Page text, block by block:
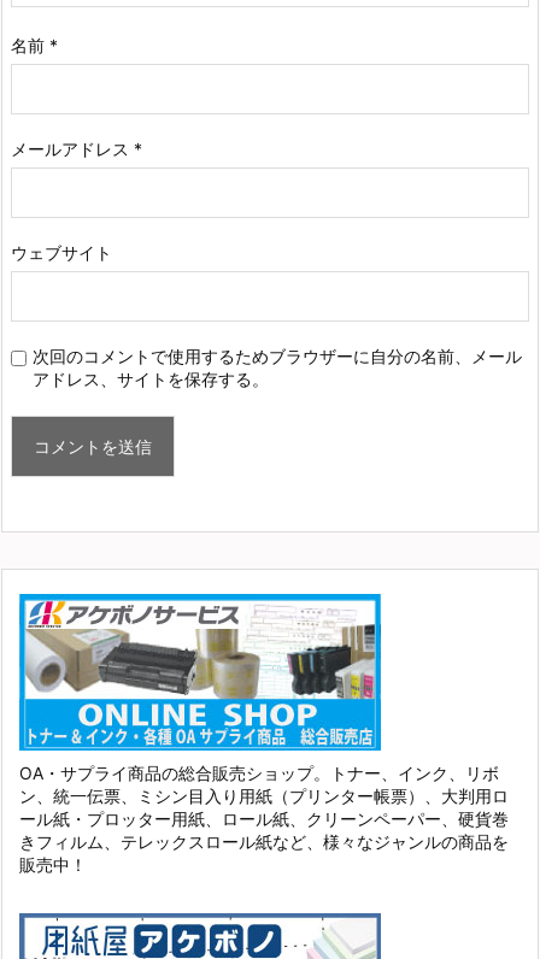
名前 *
メールアドレス *
ウェブサイト
次回のコメントで使用するためブラウザーに自分の名前、メール
アドレス、サイトを保存する。
OA・サプライ商品の総合販売ショップ。トナー、インク、リボ
ン、統一伝票、ミシン目入り用紙（プリンター帳票）、大判用ロ
ール紙・プロッター用紙、ロール紙、クリーンペーパー、硬貨巻
きフィルム、テレックスロール紙など、様々なジャンルの商品を
販売中！